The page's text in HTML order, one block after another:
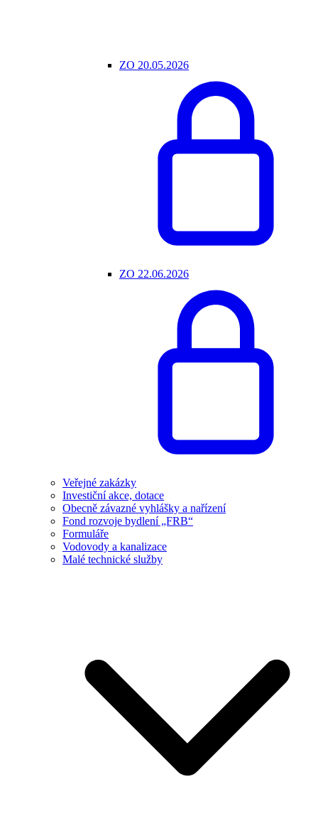
ZO 20.05.2026
ZO 22.06.2026
Veřejné zakázky
Investiční akce, dotace
Obecně závazné vyhlášky a nařízení
Fond rozvoje bydlení „FRB“
Formuláře
Vodovody a kanalizace
Malé technické služby